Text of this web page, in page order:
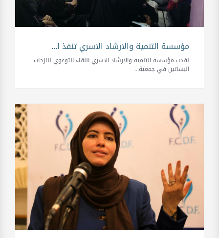
مؤسسة التنمية والارشاد الاسري تنفذ ا...
نفذت مؤسسة التنمية والإرشاد الاسري اللقاء التوعوي لنازحات
البساتين في جمعية...